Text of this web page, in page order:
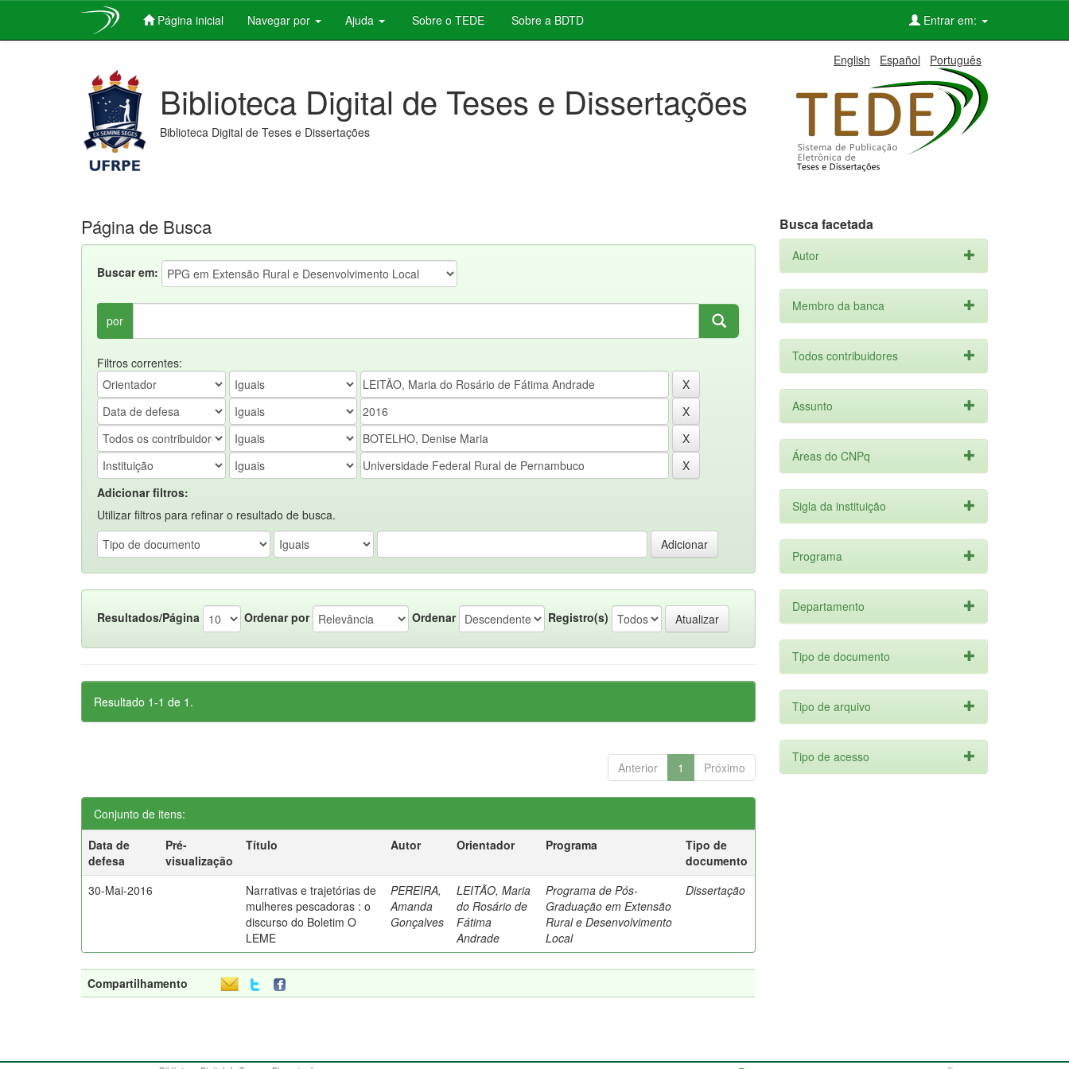
Página inicial Navegar por Ajuda Sobre o TEDE Sobre a BDTD Entrar em:
English Español Português
Biblioteca Digital de Teses e Dissertações
Biblioteca Digital de Teses e Dissertações
Página de Busca
Buscar em:
por
Filtros correntes:
Adicionar filtros:
Utilizar filtros para refinar o resultado de busca.
Resultados/Página Ordenar por Ordenar Registro(s)
Resultado 1-1 de 1.
Anterior 1 Próximo
Conjunto de itens:
Data de
defesa
Pré-
visualização
Título Autor Orientador Programa
Tipo de
documento
30-Mai-2016
Narrativas e trajetórias de
mulheres pescadoras : o
discurso do Boletim O
LEME
PEREIRA,
Amanda
Gonçalves
LEITÃO, Maria
do Rosário de
Fátima
Andrade
Programa de Pós-
Graduação em Extensão
Rural e Desenvolvimento
Local
Dissertação
Compartilhamento
Busca facetada
Autor
Membro da banca
Todos contribuidores
Assunto
Áreas do CNPq
Sigla da instituição
Programa
Departamento
Tipo de documento
Tipo de arquivo
Tipo de acesso